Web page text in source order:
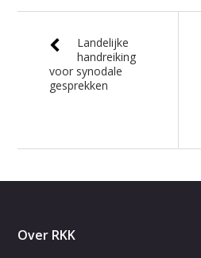
Landelijke
handreiking
voor synodale
gesprekken
Over RKK